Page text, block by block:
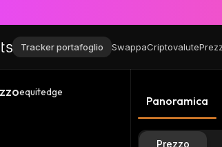
Tracker portafoglio SwappaCriptovalute
equitedge
Panoramica
Prezzo